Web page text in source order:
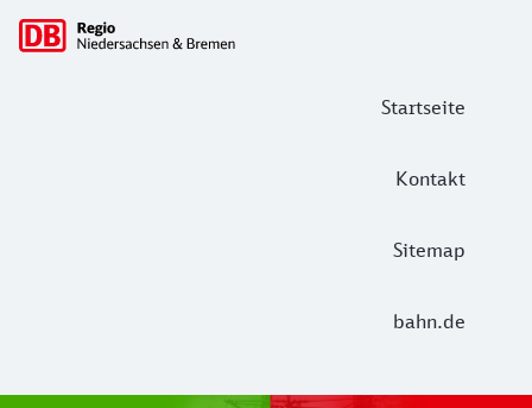
Startseite
Kontakt
Sitemap
bahn.de
Hauptnavigation